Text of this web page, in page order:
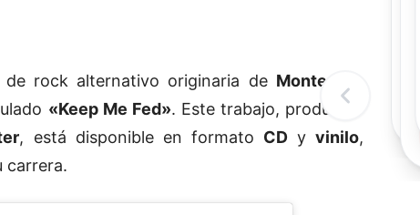
rock alternativo originaria de Monterrey,
«Keep Me Fed». Este trabajo, producido
, está disponible en formato CDyvinilo,
carrera.